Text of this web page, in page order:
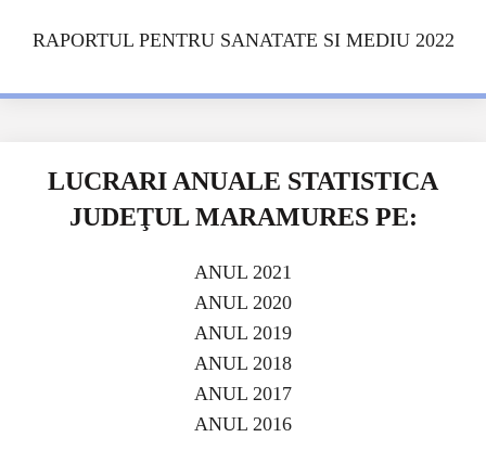
RAPORTUL PENTRU SANATATE SI MEDIU 2022
LUCRARI ANUALE STATISTICA
JUDEŢUL MARAMURES PE:
ANUL 2021
ANUL 2020
ANUL 2019
ANUL 2018
ANUL 2017
ANUL 2016